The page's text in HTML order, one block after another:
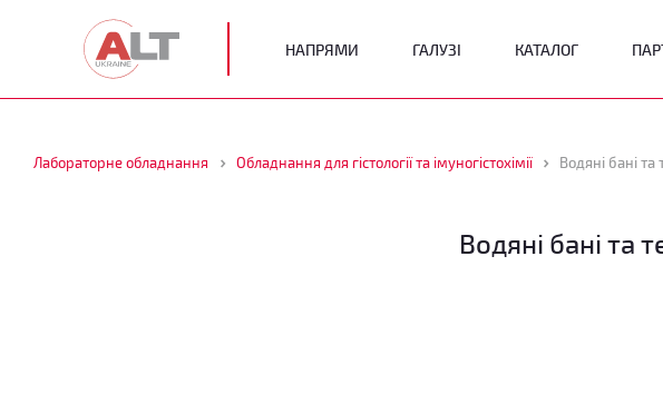
НАПРЯМИ ГАЛУЗІ КАТАЛОГ
Лабораторне обладнання Обладнання для гістології та імуногістохімії Водяні бані
Водяні бані та